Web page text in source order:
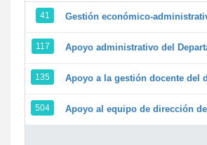
41 Gestión económico-
117 Apoyo administrativo del
135 Apoyo a la gestión docente del
504 Apoyo al equipo de dirección